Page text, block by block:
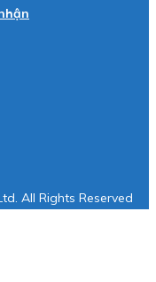
All Rights Reserved